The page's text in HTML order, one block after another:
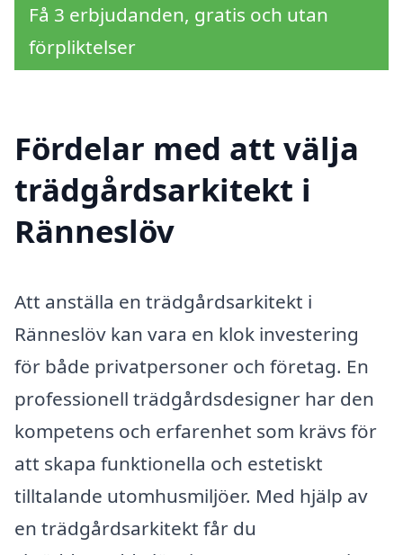
Få 3 erbjudanden, gratis och utan
förpliktelser
Fördelar med att välja
trädgårdsarkitekt i
Ränneslöv
Att anställa en trädgårdsarkitekt i
Ränneslöv kan vara en klok investering
för både privatpersoner och företag. En
professionell trädgårdsdesigner har den
kompetens och erfarenhet som krävs för
att skapa funktionella och estetiskt
tilltalande utomhusmiljöer. Med hjälp av
en trädgårdsarkitekt får du